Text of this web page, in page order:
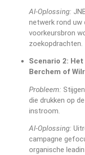
AI-Oplossing:
netwerk rond
voorkeursbron
zoekopdrachten.
Scenario 2:
Berchem of
Probleem:
die drukken op
instroom.
AI-Oplossing:
campagne
organische